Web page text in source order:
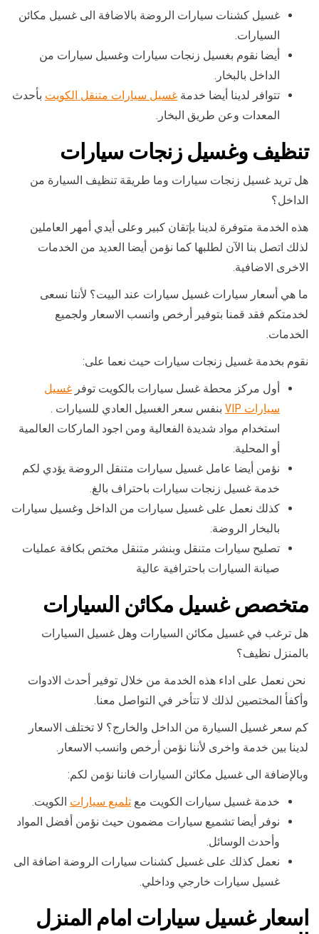
غسيل كشنات سيارات الروضة بالاضافة الى غسيل مكائن
السيارات.
أيضا نقوم بغسيل زنجات سيارات وغسيل سيارات من
الداخل بالبخار.
تتوافر لدينا أيضا خدمة غسيل سيارات متنقل الكويت بأحدث
المعدات وعن طريق البخار.
تنظيف وغسيل زنجات سيارات
هل تريد غسيل زنجات سيارات وما طريقة تنظيف السيارة من
الداخل؟
هذه الخدمة متوفرة لدينا بإتقان كبير وعلى أيدي أمهر العاملين
لذلك اتصل بنا الآن لطلبها كما نؤمن أيضا العديد من الخدمات
الاخرى الاضافية.
ما هي أسعار سيارات غسيل سيارات عند البيت؟ لأننا نسعى
لخدمتكم فقد قمنا بتوفير أرخص وانسب الاسعار ولجميع
الخدمات.
نقوم بخدمة غسيل زنجات سيارات حيث نعما على:
أول مركز محطة غسل سيارات بالكويت توفر غسيل
سيارات VIP
بنفس سعر الغسيل العادي للسيارات .
استخدام مواد شديدة الفعالية ومن اجود الماركات العالمية
أو المحلية.
نؤمن أيضا عامل غسيل سيارات متنقل الروضة يؤدي لكم
خدمة غسيل زنجات سيارات باحتراف بالغ.
كذلك نعمل على غسيل سيارات من الداخل وغسيل سيارات
بالبخار الروضة.
تصليح سيارات متنقل وبنشر متنقل مختص بكافة عمليات
صيانة السيارات باحترافية عالية
متخصص غسيل مكائن السيارات
هل ترغب في غسيل مكائن السيارات وهل غسيل السيارات
بالمنزل نظيف؟
نحن نعمل على اداء هذه الخدمة من خلال توفير أحدث الادوات
وأكفأ المختصين لذلك لا تتأخر في التواصل معنا.
كم سعر غسيل السيارة من الداخل والخارج؟ لا تختلف الاسعار
لدينا بين خدمة واخرى لأننا نؤمن أرخص وانسب الاسعار.
وبالإضافة الى غسيل مكائن السيارات فاننا نؤمن لكم:
خدمة غسيل سيارات الكويت مع تلميع سيارات الكويت.
نوفر أيضا تشميع سيارات مضمون حيث نؤمن أفضل المواد
وأحدث الوسائل.
نعمل كذلك على غسيل كشنات سيارات الروضة اضافة الى
غسيل سيارات خارجي وداخلي.
اسعار غسيل سيارات امام المنزل